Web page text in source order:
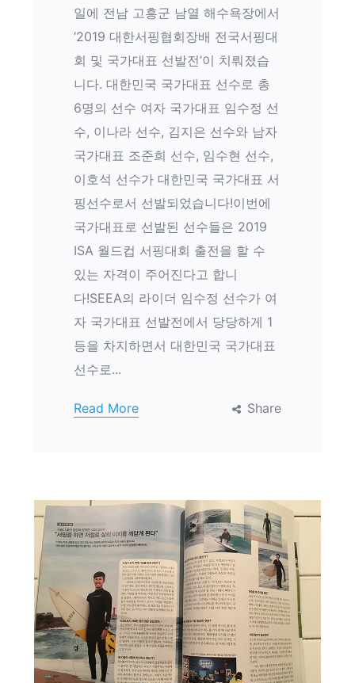
일에 전남 고흥군 남열 해수욕장에서
‘2019 대한서핑협회장배 전국서핑대
회 및 국가대표 선발전’이 치뤄졌습
니다. 대한민국 국가대표 선수로 총
6명의 선수 여자 국가대표 임수정 선
수, 이나라 선수, 김지은 선수와 남자
국가대표 조준희 선수, 임수현 선수,
이호석 선수가 대한민국 국가대표 서
핑선수로서 선발되었습니다!이번에
국가대표로 선발된 선수들은 2019
ISA 월드컵 서핑대회 출전을 할 수
있는 자격이 주어진다고 합니
다!SEEA의 라이더 임수정 선수가 여
자 국가대표 선발전에서 당당하게 1
등을 차지하면서 대한민국 국가대표
선수로...
Read More Share